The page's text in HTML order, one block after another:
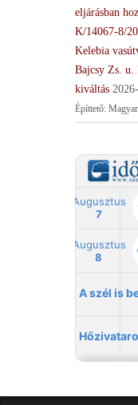
eljárásban
K/14067-8/
Kelebia
Bajcsy Zs. u.
kiváltás
Építtető: